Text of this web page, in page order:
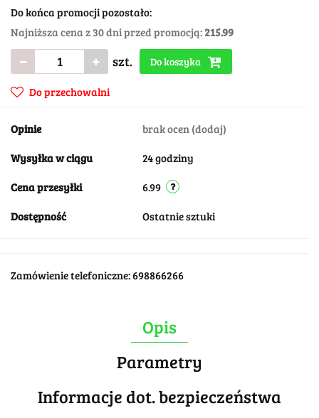
Do końca promocji pozostało:
Najniższa cena z 30 dni przed promocją: 215.99
szt. Do koszyka
Do przechowalni
Opinie brak ocen (dodaj)
Wysyłka w ciągu 24 godziny
Cena przesyłki 6.99
Dostępność Ostatnie sztuki
Zamówienie telefoniczne: 698866266
Opis
Parametry
Informacje dot. bezpieczeństwa